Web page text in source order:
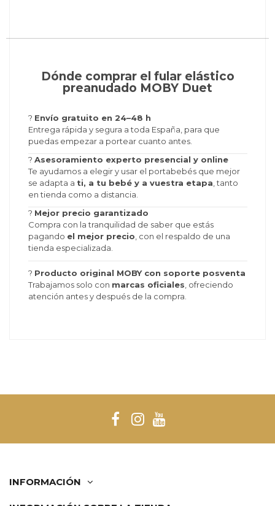
Dónde comprar el fular elástico
preanudado MOBY Duet
? Envío gratuito en 24–48 h
Entrega rápida y segura a toda España, para que
puedas empezar a portear cuanto antes.
? Asesoramiento experto presencial y online
Te ayudamos a elegir y usar el portabebés que mejor
se adapta a ti, a tu bebé y a vuestra etapa , tanto
en tienda como a distancia.
? Mejor precio garantizado
Compra con la tranquilidad de saber que estás
pagando el mejor precio, con el respaldo de una
tienda especializada.
? Producto original MOBY con soporte posventa
Trabajamos solo con marcas oficiales, ofreciendo
atención antes y después de la compra.
INFORMACIÓN